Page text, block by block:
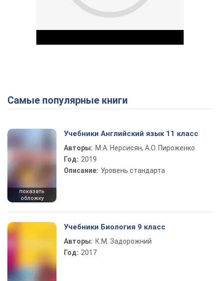
Play Video
Самые популярные книги
показать
обложку
Учебники Английский язык 11 класс
Авторы: М.А. Нерсисян, А.О. Пироженко
Год: 2019
Описание: Уровень стандарта
Учебники Биология 9 класс
Авторы: К.М. Задорожний
Год: 2017